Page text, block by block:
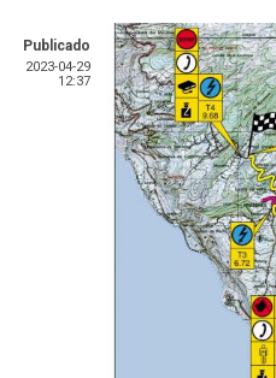
Publicado
2023-04-29
12:37